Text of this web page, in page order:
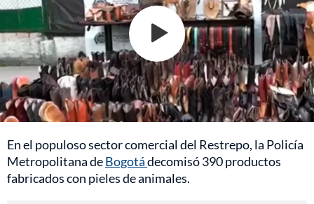
En el populoso sector comercial del Restrepo, la Policía
Metropolitana deBogotádecomisó 390 productos
fabricados con pieles de animales.